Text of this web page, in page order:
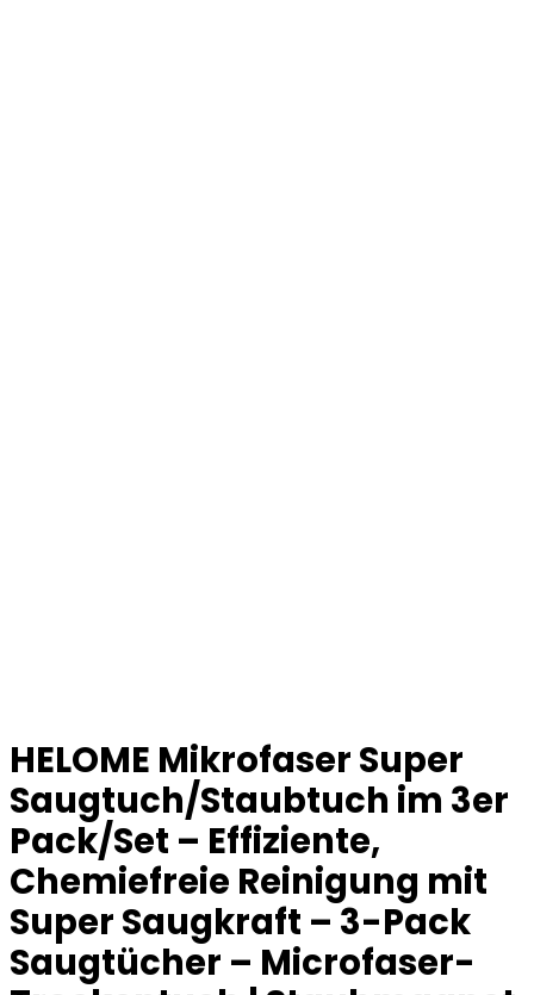
HELOME Mikrofaser Super
Saugtuch/Staubtuch im 3er
Pack/Set – Effiziente,
Chemiefreie Reinigung mit
Super Saugkraft – 3-Pack
Saugtücher – Microfaser-